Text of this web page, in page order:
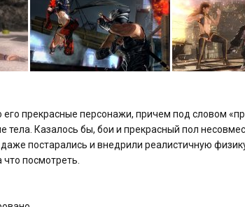
его прекрасные персонажи, причем под словом
Казалось бы, бои и прекрасный пол
постарались и внедрили реалистичную
что посмотреть.